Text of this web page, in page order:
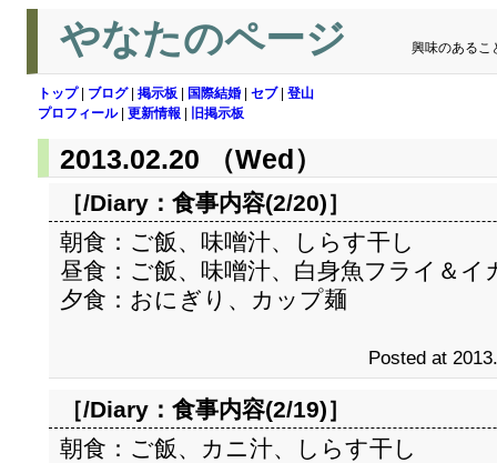
やなたのページ 興味のあるこ
トップ| ブログ| 掲示板 国際結婚 セブ| 登山
プロフィール| 更新情報 旧掲示板
2013.02.20 （Wed）
［/Diary： 食事内容(2/20)］
朝食：ご飯、味噌汁、しらす干し
昼食：ご飯、味噌汁、白身魚フライ＆イ
夕食：おにぎり、カップ麺
Posted at
［/Diary： 食事内容(2/19)］
朝食：ご飯、カニ汁、しらす干し